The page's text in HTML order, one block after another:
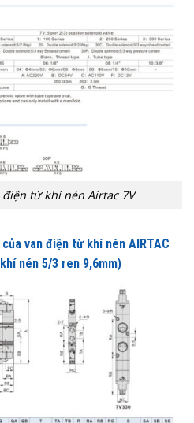
từ khí nén Airtac 7V
van điện từ khí nén AIRTAC
nén 5/3 ren 9,6mm)